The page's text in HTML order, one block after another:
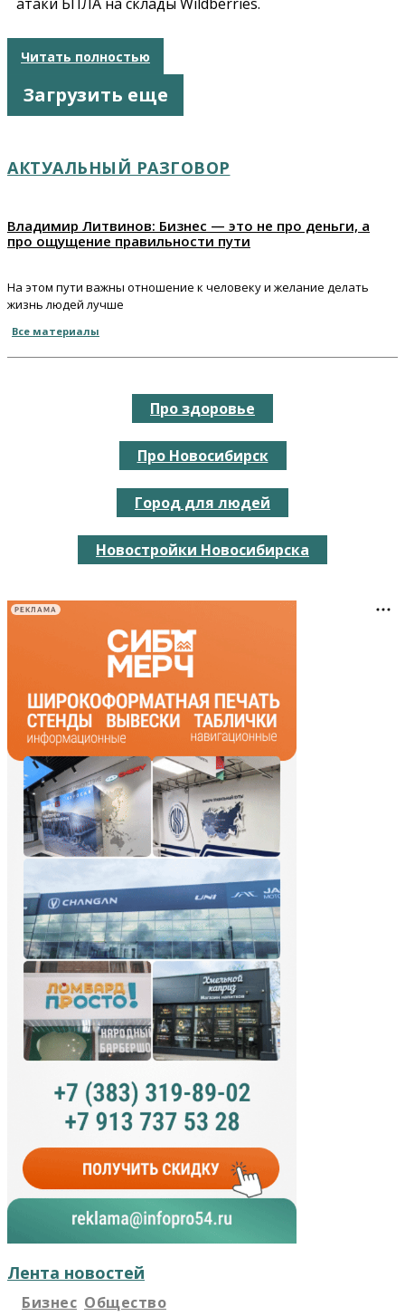
Читать полностью
Загрузить еще
АКТУАЛЬНЫЙ РАЗГОВОР
Владимир Литвинов: Бизнес — это не про деньги, а
про ощущение правильности пути
На этом пути важны отношение к человеку и желание делать
жизнь людей лучше
Все материалы
Про здоровье
Про Новосибирск
Город для людей
Новостройки Новосибирска
РЕКЛАМА
Лента новостей
Бизнес Общество